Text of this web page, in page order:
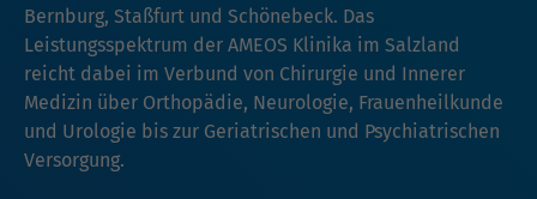
Bernburg, Staßfurt und Schönebeck. Das
Leistungsspektrum der AMEOS Klinika im Salzland
reicht dabei im Verbund von Chirurgie und Innerer
Medizin über Orthopädie, Neurologie, Frauenheilkunde
und Urologie bis zur Geriatrischen und Psychiatrischen
Versorgung.